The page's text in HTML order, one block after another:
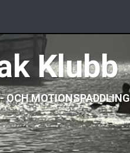
Klubb
OCH MOTIONSPADDLING